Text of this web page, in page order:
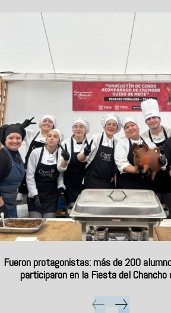
Fueron protagonistas: más de 200
participaron en la Fiesta del Chancho